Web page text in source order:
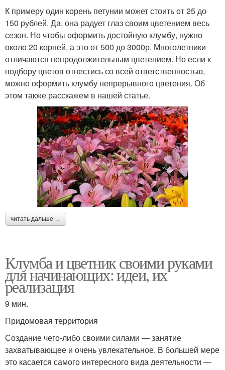
К примеру один корень петунии может стоить от 25 до
150 рублей. Да, она радует глаз своим цветением весь
сезон. Но чтобы оформить достойную клумбу, нужно
около 20 корней, а это от 500 до 3000р. Многолетники
отличаются непродолжительным цветением. Но если к
подбору цветов отнестись со всей ответственностью,
можно оформить клумбу непрерывного цветения. Об
этом также расскажем в нашей статье.
читать дальше →
Клумба и цветник своими руками
для начинающих: идеи, их
реализация
9 мин.
Придомовая территория
Создание чего-либо своими силами — занятие
захватывающее и очень увлекательное. В большей мере
это касается самого интересного вида деятельности —